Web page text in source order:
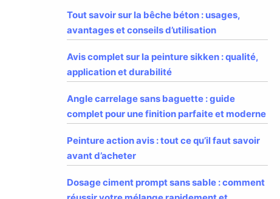
Tout savoir sur la bêche béton : usages,
avantages et conseils d’utilisation
Avis complet sur la peinture sikken : qualité,
application et durabilité
Angle carrelage sans baguette : guide
complet pour une finition parfaite et moderne
Peinture action avis : tout ce qu’il faut savoir
avant d’acheter
Dosage ciment prompt sans sable : comment